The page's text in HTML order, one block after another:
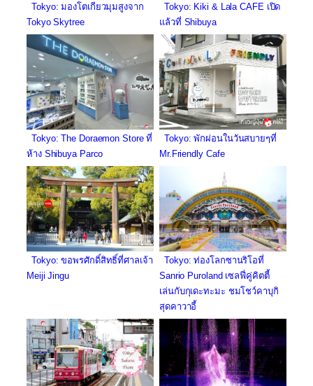
Tokyo: มองโตเกียวมุมสูงจาก
Tokyo Skytree
Tokyo: Kiki & Lala CAFE เปิด
แล้วที่ Shibuya
Tokyo: The Doraemon Store ที่
ห้าง Shibuya Parco
Tokyo: พักผ่อนในวันสบายๆที่
Mr.Friendly Cafe
Tokyo: ขอพรศักดิ์สิทธิ์ที่ศาลเจ้า
Meiji Jingu
Tokyo: ท่องโลกซานริโอที่
Sanrio Puroland เซลฟี่คู่คิตตี้
เล่นกับกุเดะทะมะ ชมโชว์คาบุกิ
สุดคาวาอี้